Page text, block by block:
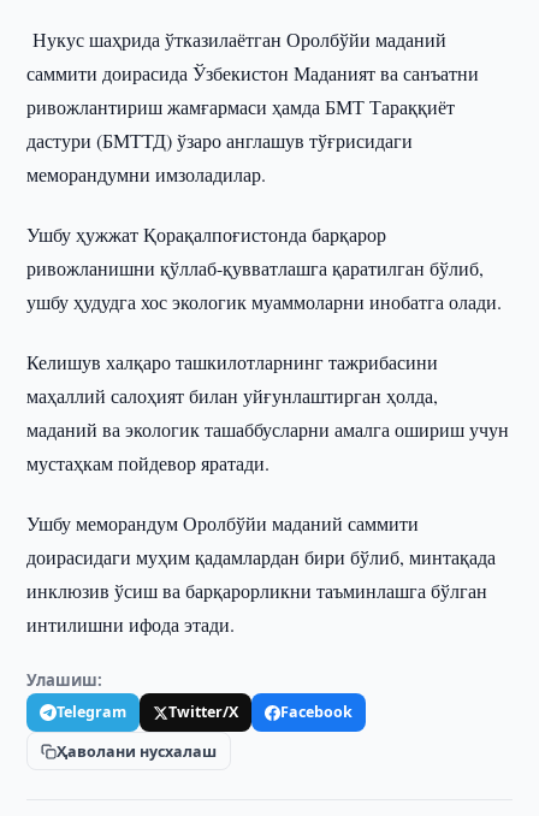
Нукус шаҳрида ўтказилаётган Оролбўйи маданий
саммити доирасида Ўзбекистон Маданият ва санъатни
ривожлантириш жамғармаси ҳамда БМТ Тараққиёт
дастури (БМТТД) ўзаро англашув тўғрисидаги
меморандумни имзоладилар.
Ушбу ҳужжат Қорақалпоғистонда барқарор
ривожланишни қўллаб-қувватлашга қаратилган бўлиб,
ушбу ҳудудга хос экологик муаммоларни инобатга олади.
Келишув халқаро ташкилотларнинг тажрибасини
маҳаллий салоҳият билан уйғунлаштирган ҳолда,
маданий ва экологик ташаббусларни амалга ошириш учун
мустаҳкам пойдевор яратади.
Ушбу меморандум Оролбўйи маданий саммити
доирасидаги муҳим қадамлардан бири бўлиб, минтақада
инклюзив ўсиш ва барқарорликни таъминлашга бўлган
интилишни ифода этади.
Улашиш:
Telegram Twitter/X
Facebook
Ҳаволани нусхалаш